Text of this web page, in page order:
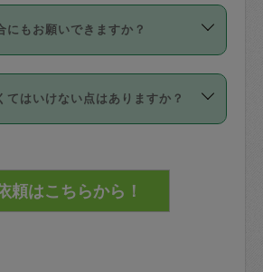
ください。
細】タスカジさんの登録に際
、
損害賠償保険について教えて
ンセル（定期、スポット契約
える※と、以下のキャンセル
ます。
セル料：
〜24時間前＝依頼料金の50%
用」というメニューはありま
一回のみ」依頼を活用するこ
、気に入ったタスカジさんを
の合う気になるタスカジさ
い。
番気に入ったタスカジさんに
にもお願いできますか？
の作業はタスカジさんの同意
。数回の依頼ののち、タスカ
頼者の間で十分な信頼関係が
。
屋に入るためにタスカジさん
てはいけない点はありますか？
のかかるロッカーや金庫に入
の責任の元管理するよう心掛
い。